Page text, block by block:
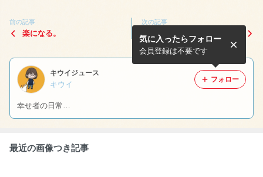
前の記事
楽になる。
次の記事
キウイジュース
キウイ
幸せ者の日常…
気に入ったらフォロー
会員登録は不要です
フォロー
最近の画像つき記事